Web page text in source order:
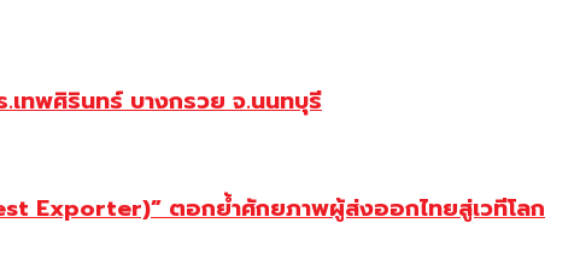
เทพศิรินทร์ บางกรวย จ.นนทบุรี
Exporter)” ตอกย้ำศักยภาพผู้ส่งออกไทยสู่เวทีโลก